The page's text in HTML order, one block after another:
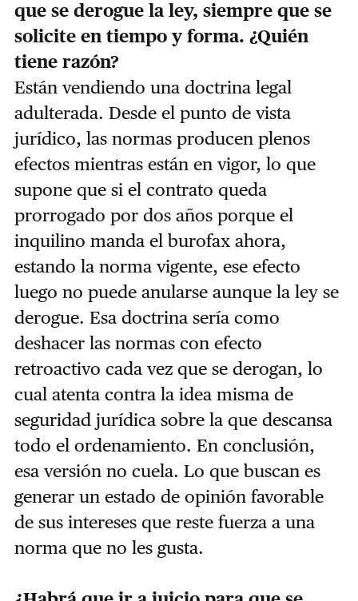
que se derogue la ley, siempre que se
solicite en tiempo y forma. ¿Quién
tiene razón?
Están vendiendo una doctrina legal
adulterada. Desde el punto de vista
jurídico, las normas producen plenos
efectos mientras están en vigor, lo que
supone que si el contrato queda
prorrogado por dos años porque el
inquilino manda el burofax ahora,
estando la norma vigente, ese efecto
luego no puede anularse aunque la ley se
derogue. Esa doctrina sería como
deshacer las normas con efecto
retroactivo cada vez que se derogan, lo
cual atenta contra la idea misma de
seguridad jurídica sobre la que descansa
todo el ordenamiento. En conclusión,
esa versión no cuela. Lo que buscan es
generar un estado de opinión favorable
de sus intereses que reste fuerza a una
norma que no les gusta.